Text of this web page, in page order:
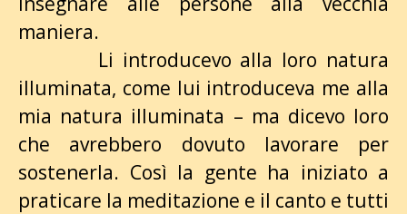
maniera.
Li introducevo alla loro natura
illuminata, come lui introduceva me alla
mia natura illuminata – ma dicevo loro
che avrebbero dovuto lavorare per
sostenerla. Così la gente ha iniziato a
praticare la meditazione e il canto e tutti